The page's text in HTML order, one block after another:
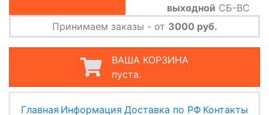
Принимаем заказы - от 3000 руб.
выходной СБ-ВС
ВАША КОРЗИНА
пуста.
Главная Информация Доставка по РФ Контакты